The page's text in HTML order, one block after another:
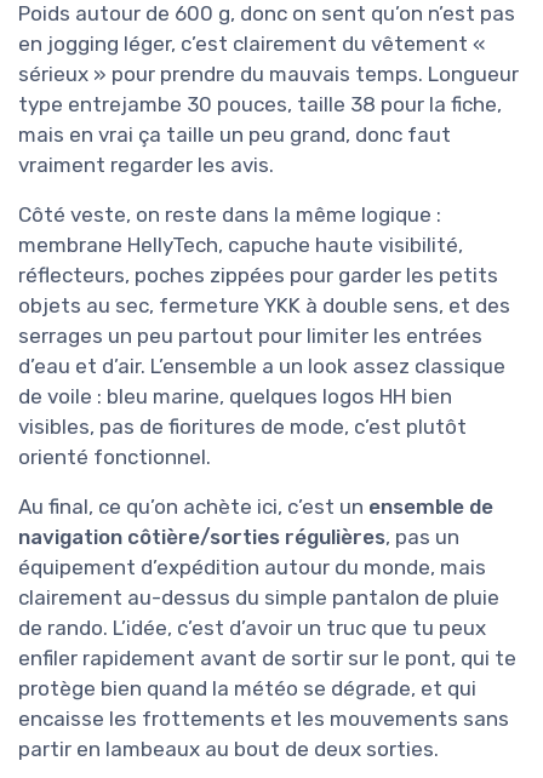
Poids autour de 600 g, donc on sent qu’on n’est pas
en jogging léger, c’est clairement du vêtement «
sérieux » pour prendre du mauvais temps. Longueur
type entrejambe 30 pouces, taille 38 pour la fiche,
mais en vrai ça taille un peu grand, donc faut
vraiment regarder les avis.
Côté veste, on reste dans la même logique :
membrane HellyTech, capuche haute visibilité,
réflecteurs, poches zippées pour garder les petits
objets au sec, fermeture YKK à double sens, et des
serrages un peu partout pour limiter les entrées
d’eau et d’air. L’ensemble a un look assez classique
de voile : bleu marine, quelques logos HH bien
visibles, pas de fioritures de mode, c’est plutôt
orienté fonctionnel.
Au final, ce qu’on achète ici, c’est un ensemble de
navigation côtière/sorties régulières, pas un
équipement d’expédition autour du monde, mais
clairement au-dessus du simple pantalon de pluie
de rando. L’idée, c’est d’avoir un truc que tu peux
enfiler rapidement avant de sortir sur le pont, qui te
protège bien quand la météo se dégrade, et qui
encaisse les frottements et les mouvements sans
partir en lambeaux au bout de deux sorties.